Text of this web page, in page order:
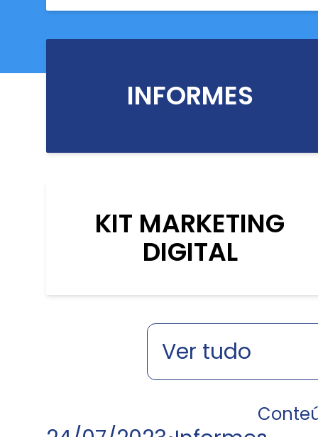
INFORMES
KIT MARKETING
DIGITAL